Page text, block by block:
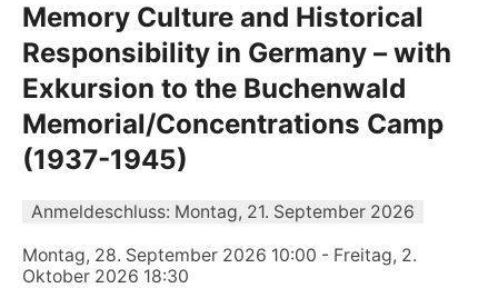
Memory Culture and Historical
Responsibility in Germany – with
Exkursion to the Buchenwald
Memorial/Concentrations Camp
(1937-1945)
Anmeldeschluss: Montag, 21. September 2026
Montag, 28. September 2026 10:00 - Freitag, 2.
Oktober 2026 18:30